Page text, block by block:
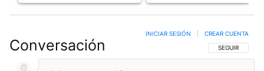
Conversación SIGA ESTA
SEGUIR
INICIAR SESIÓN CREAR CUENTA